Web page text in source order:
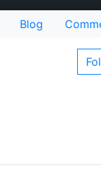
Blog